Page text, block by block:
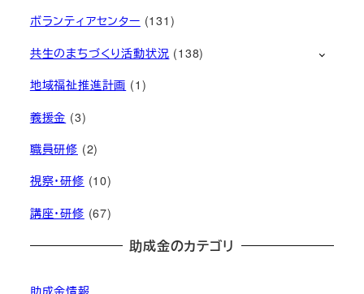
ボランティアセンター (131)
共生のまちづくり活動状況 (138)
地域福祉推進計画 (1)
義援金 (3)
職員研修 (2)
視察・研修 (10)
講座・研修 (67)
助成金のカテゴリ
助成金情報